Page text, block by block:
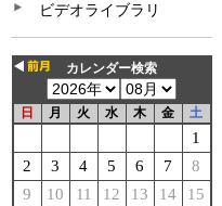
ビデオライブラリ
カレンダー検索
日 月 火 水 木 金 土
1
2
3 4 5 6 7
8
9
10 11 12 13 14
15